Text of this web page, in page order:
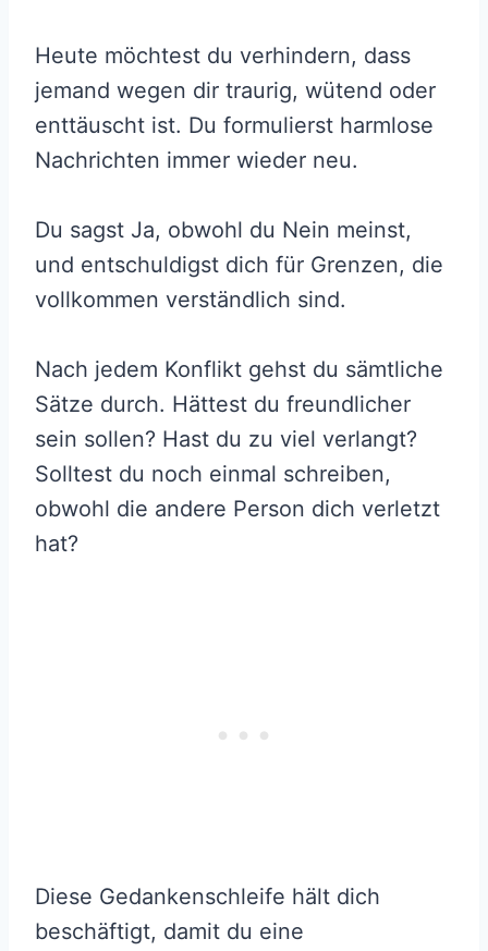
Heute möchtest du verhindern, dass
jemand wegen dir traurig, wütend oder
enttäuscht ist. Du formulierst harmlose
Nachrichten immer wieder neu.
Du sagst Ja, obwohl du Nein meinst,
und entschuldigst dich für Grenzen, die
vollkommen verständlich sind.
Nach jedem Konflikt gehst du sämtliche
Sätze durch. Hättest du freundlicher
sein sollen? Hast du zu viel verlangt?
Solltest du noch einmal schreiben,
obwohl die andere Person dich verletzt
hat?
Diese Gedankenschleife hält dich
beschäftigt, damit du eine